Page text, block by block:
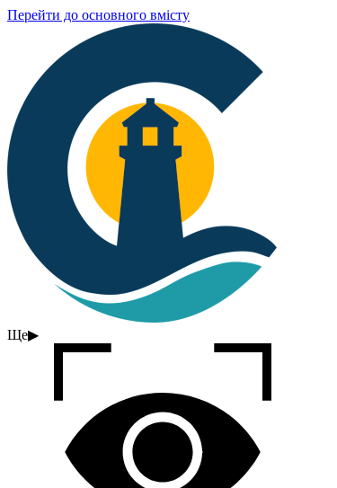
Перейти до основного вмісту
Ще▶